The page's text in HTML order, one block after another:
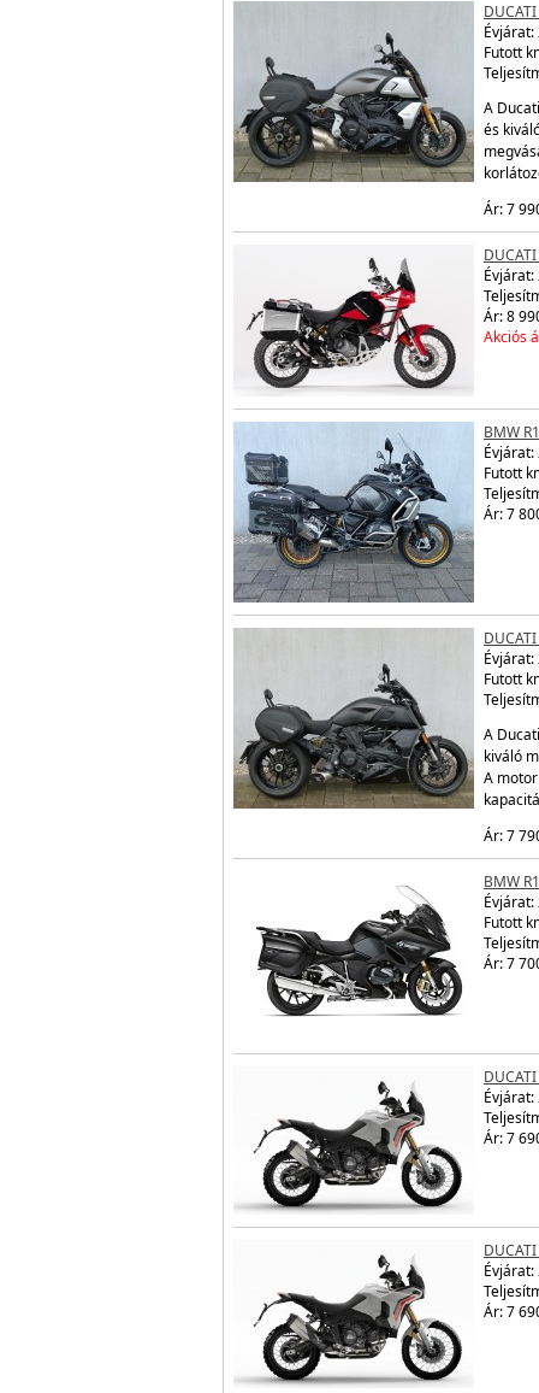
Évjárat:
Futott
A
és
Ár: 7
DUCATI
Évjárat:
Ár: 8
Akciós
BMW
Évjárat:
Futott
Ár: 7
Évjárat:
Futott
A
kiváló
A
Ár: 7
BMW
Évjárat:
Futott
Ár: 7
DUCATI
Évjárat:
Ár: 7
DUCATI
Évjárat:
Ár: 7